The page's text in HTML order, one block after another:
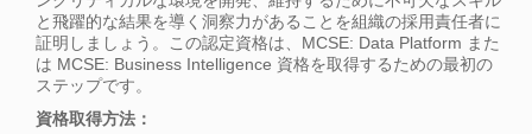
と飛躍的な結果を導く洞察力があることを組織の採用責任者に
証明しましょう。この認定資格は、MCSE: Data Platform また
は MCSE: Business Intelligence 資格を取得するための最初の
ステップです。
資格取得方法：